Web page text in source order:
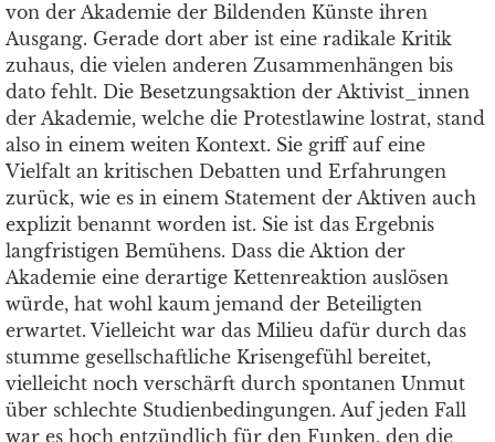
von der Akademie der Bildenden Künste ihren
Ausgang. Gerade dort aber ist eine radikale Kritik
zuhaus, die vielen anderen Zusammenhängen bis
dato fehlt. Die Besetzungsaktion der Aktivist_innen
der Akademie, welche die Protestlawine lostrat, stand
also in einem weiten Kontext. Sie griff auf eine
Vielfalt an kritischen Debatten und Erfahrungen
zurück, wie es in einem Statement der Aktiven auch
explizit benannt worden ist. Sie ist das Ergebnis
langfristigen Bemühens. Dass die Aktion der
Akademie eine derartige Kettenreaktion auslösen
würde, hat wohl kaum jemand der Beteiligten
erwartet. Vielleicht war das Milieu dafür durch das
stumme gesellschaftliche Krisengefühl bereitet,
vielleicht noch verschärft durch spontanen Unmut
über schlechte Studienbedingungen. Auf jeden Fall
war es hoch entzündlich für den Funken, den die